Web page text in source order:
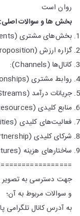
روان است
بخش ها و سوالات اصلی:
بخش‌هایمشتری(Customer Segments):
گزاره ارزش(Value Proposition):
کانال‌ها (Channels):
روابط‌ مشتری (Customer Relationships):
جریانات درآمد (Revenue Streams):
منابع کلیدی (Key Resources):
فعالیت‌های‌ کلیدی (Key Activities):
شرکای‌ کلیدی (Key Partnership):
ساختارهای‌ هزینه (Cost Structures):
جهت دسترسی به تصویر
و سوالات مربوط به آن؛
به آدرس کانال تلگرامی